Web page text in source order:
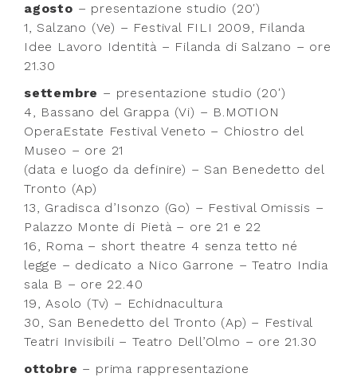
agosto – presentazione studio (20′)
1, Salzano (Ve) – Festival FILI 2009, Filanda
Idee Lavoro Identità – Filanda di Salzano – ore
21.30
settembre – presentazione studio (20′)
4, Bassano del Grappa (Vi) – B.MOTION
OperaEstate Festival Veneto – Chiostro del
Museo – ore 21
(data e luogo da definire) – San Benedetto del
Tronto (Ap)
13, Gradisca d’Isonzo (Go) – Festival Omissis –
Palazzo Monte di Pietà – ore 21 e 22
16, Roma – short theatre 4 senza tetto né
legge – dedicato a Nico Garrone – Teatro India
sala B – ore 22.40
19, Asolo (Tv) – Echidnacultura
30, San Benedetto del Tronto (Ap) – Festival
Teatri Invisibili – Teatro Dell’Olmo – ore 21.30
ottobre – prima rappresentazione